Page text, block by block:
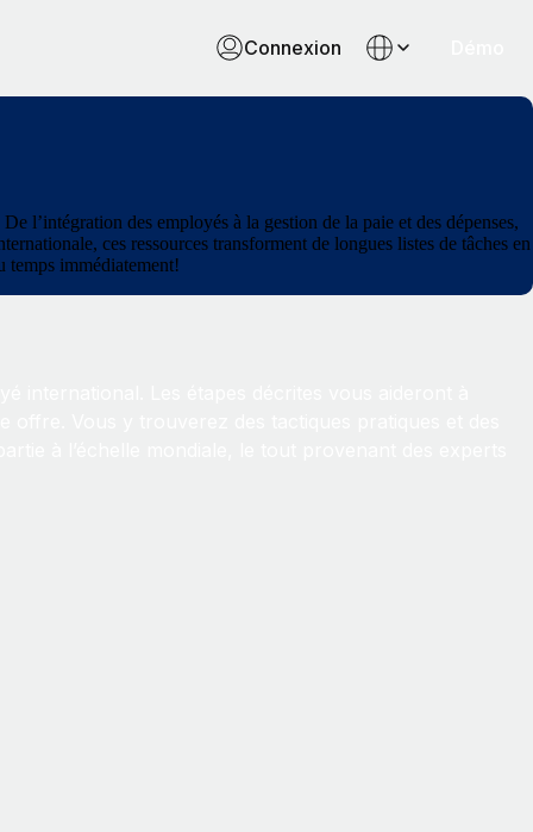
Connexion
l’intégration des employés à la gestion de la paie et des dépenses,
ces ressources transforment de longues listes de tâches en
temps immédiatement!